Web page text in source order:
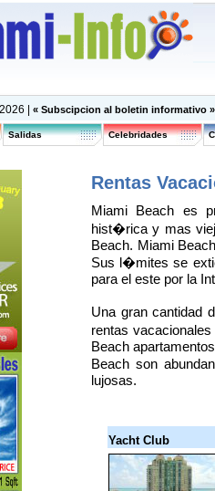
| « Subscipcion al boletin informativo
Salidas Celebridades
Rentas
Miami Beach es
hist�rica y mas
Beach. Miami
Sus l�mites se
para el este por la
Una gran cantidad
rentas
Beach
Beach son
lujosas.
Yacht Club